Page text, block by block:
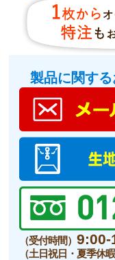
製品に関す
（受付時間）9:00-
（土日祝日・夏季休